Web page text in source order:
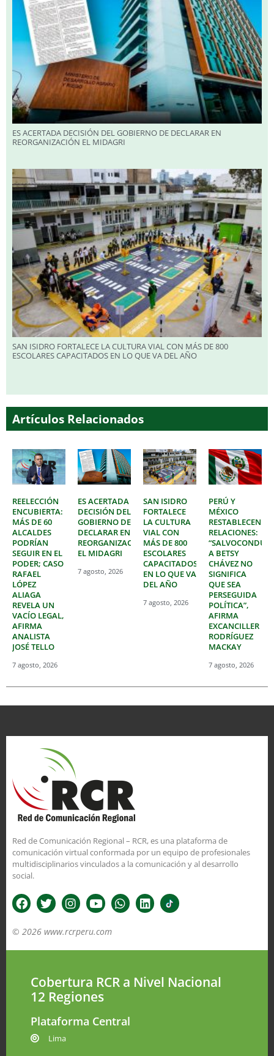
ES ACERTADA DECISIÓN DEL GOBIERNO DE DECLARAR EN
REORGANIZACIÓN EL MIDAGRI
SAN ISIDRO FORTALECE LA CULTURA VIAL CON MÁS DE 800
ESCOLARES CAPACITADOS EN LO QUE VA DEL AÑO
Artículos Relacionados
REELECCIÓN
ENCUBIERTA:
MÁS DE 60
ALCALDES
PODRÍAN
SEGUIR EN EL
PODER; CASO
RAFAEL
LÓPEZ
ALIAGA
REVELA UN
VACÍO LEGAL,
AFIRMA
ANALISTA
JOSÉ TELLO
7 agosto, 2026
ES ACERTADA
DECISIÓN DEL
GOBIERNO DE
DECLARAR EN
REORGANIZACIÓN
EL MIDAGRI
7 agosto, 2026
SAN ISIDRO
FORTALECE
LA CULTURA
VIAL CON
MÁS DE 800
ESCOLARES
CAPACITADOS
EN LO QUE VA
DEL AÑO
7 agosto, 2026
PERÚ Y
MÉXICO
RESTABLECEN
RELACIONES:
A BETSY
CHÁVEZ NO
SIGNIFICA
QUE SEA
PERSEGUIDA
POLÍTICA”,
AFIRMA
EXCANCILLER
RODRÍGUEZ
MACKAY
7 agosto, 2026
Red de Comunicación Regional – RCR, es una plataforma de
comunicación virtual conformada por un equipo de profesionales
multidisciplinarios vinculados a la comunicación y al desarrollo
social.
© 2026 www.rcrperu.com
Cobertura RCR a Nivel Nacional
12 Regiones
Plataforma Central
Lima